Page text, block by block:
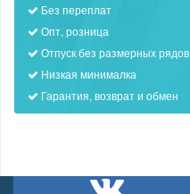
Без переплат
Опт, розница
Отпуск без размерных рядов
Низкая минималка
Гарантия, возврат и обмен